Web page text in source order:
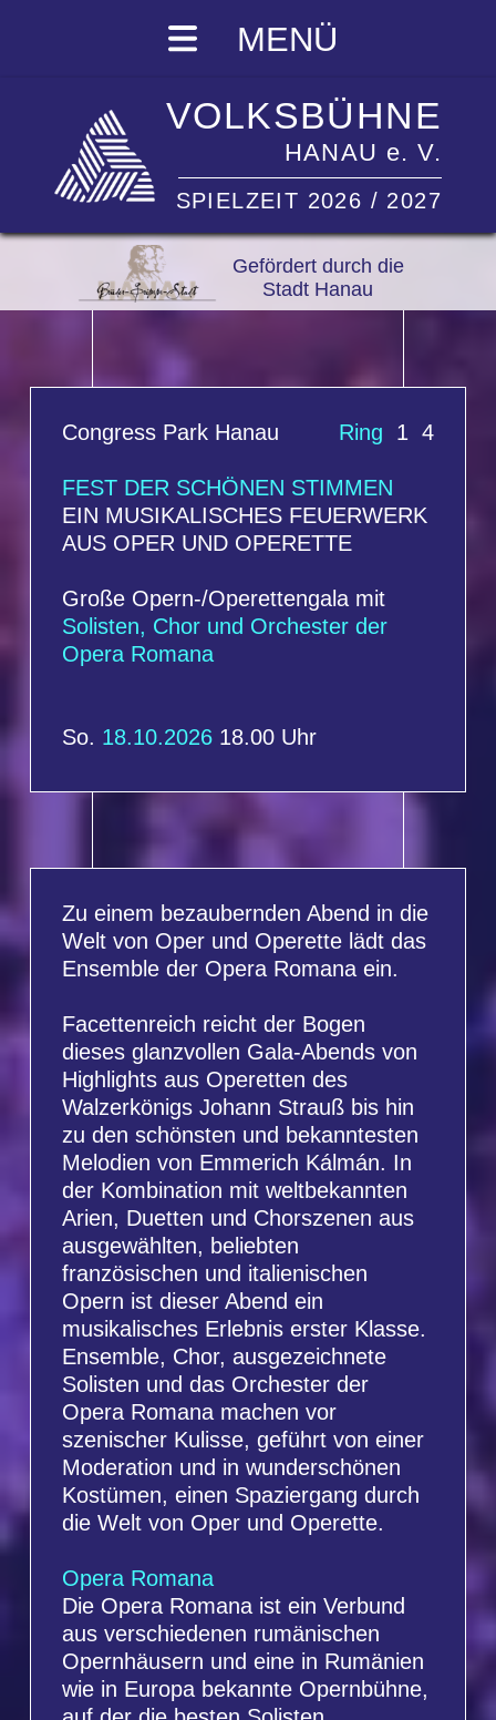
Gefördert durch die
Stadt Hanau
Congress Park Hanau
FEST DER SCHÖNEN STIMMEN
AUS OPER UND OPERETTE
Große Opern-/Operettengala mit
Solisten, Chor und Orchester der
So.18.10.202618.00 Uhr
Ring1 4
Zu einem bezaubernden Abend in die
Welt von Oper und Operette lädt das
Facettenreich reicht der Bogen
Walzerkönigs Johann Strauß bis hin
Arien, Duetten und Chorszenen aus
französischen und italienischen
Opern ist dieser Abend ein
musikalisches Erlebnis erster Klasse.
Ensemble, Chor, ausgezeichnete
szenischer Kulisse, geführt von einer
Moderation und in wunderschönen
Kostümen, einen Spaziergang durch
die Welt von Oper und Operette.
Opera Romana
Die Opera Romana ist ein Verbund
aus verschiedenen rumänischen
Opernhäusern und eine in Rumänien
wie in Europa bekannte Opernbühne,
auf der die besten Solisten
verschiedener Opernhäuser
Rumäniens für die Inszenierung
großer italienischer und französischer
Opern auftreten.
Hervorragend inszeniert, erwartet Sie
ein Galaabend ersten Ranges.
ART STAGE GMBH
Vorverkauf: 0 61 81 - 20 144
Abendkasse: 0 61 81 - 27 75 60
Karten im Freiverkauf zu Preisen
von 20,50 € - 34,50 €
Kartenverkauf:Bei uns
oder bei:www.frankfurt-ticket.de
MENÜ
HANAU e. V.
SPIELZEIT 2026 / 2027